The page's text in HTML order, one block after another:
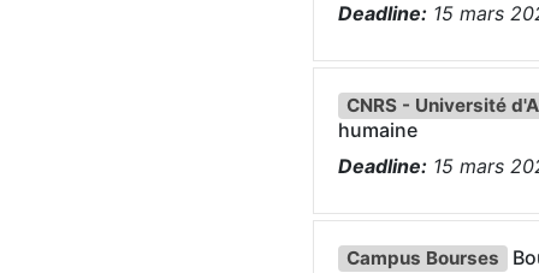
Deadline: 15 mars
CNRS - Université
humaine
Deadline: 15 mars
Campus Bourses